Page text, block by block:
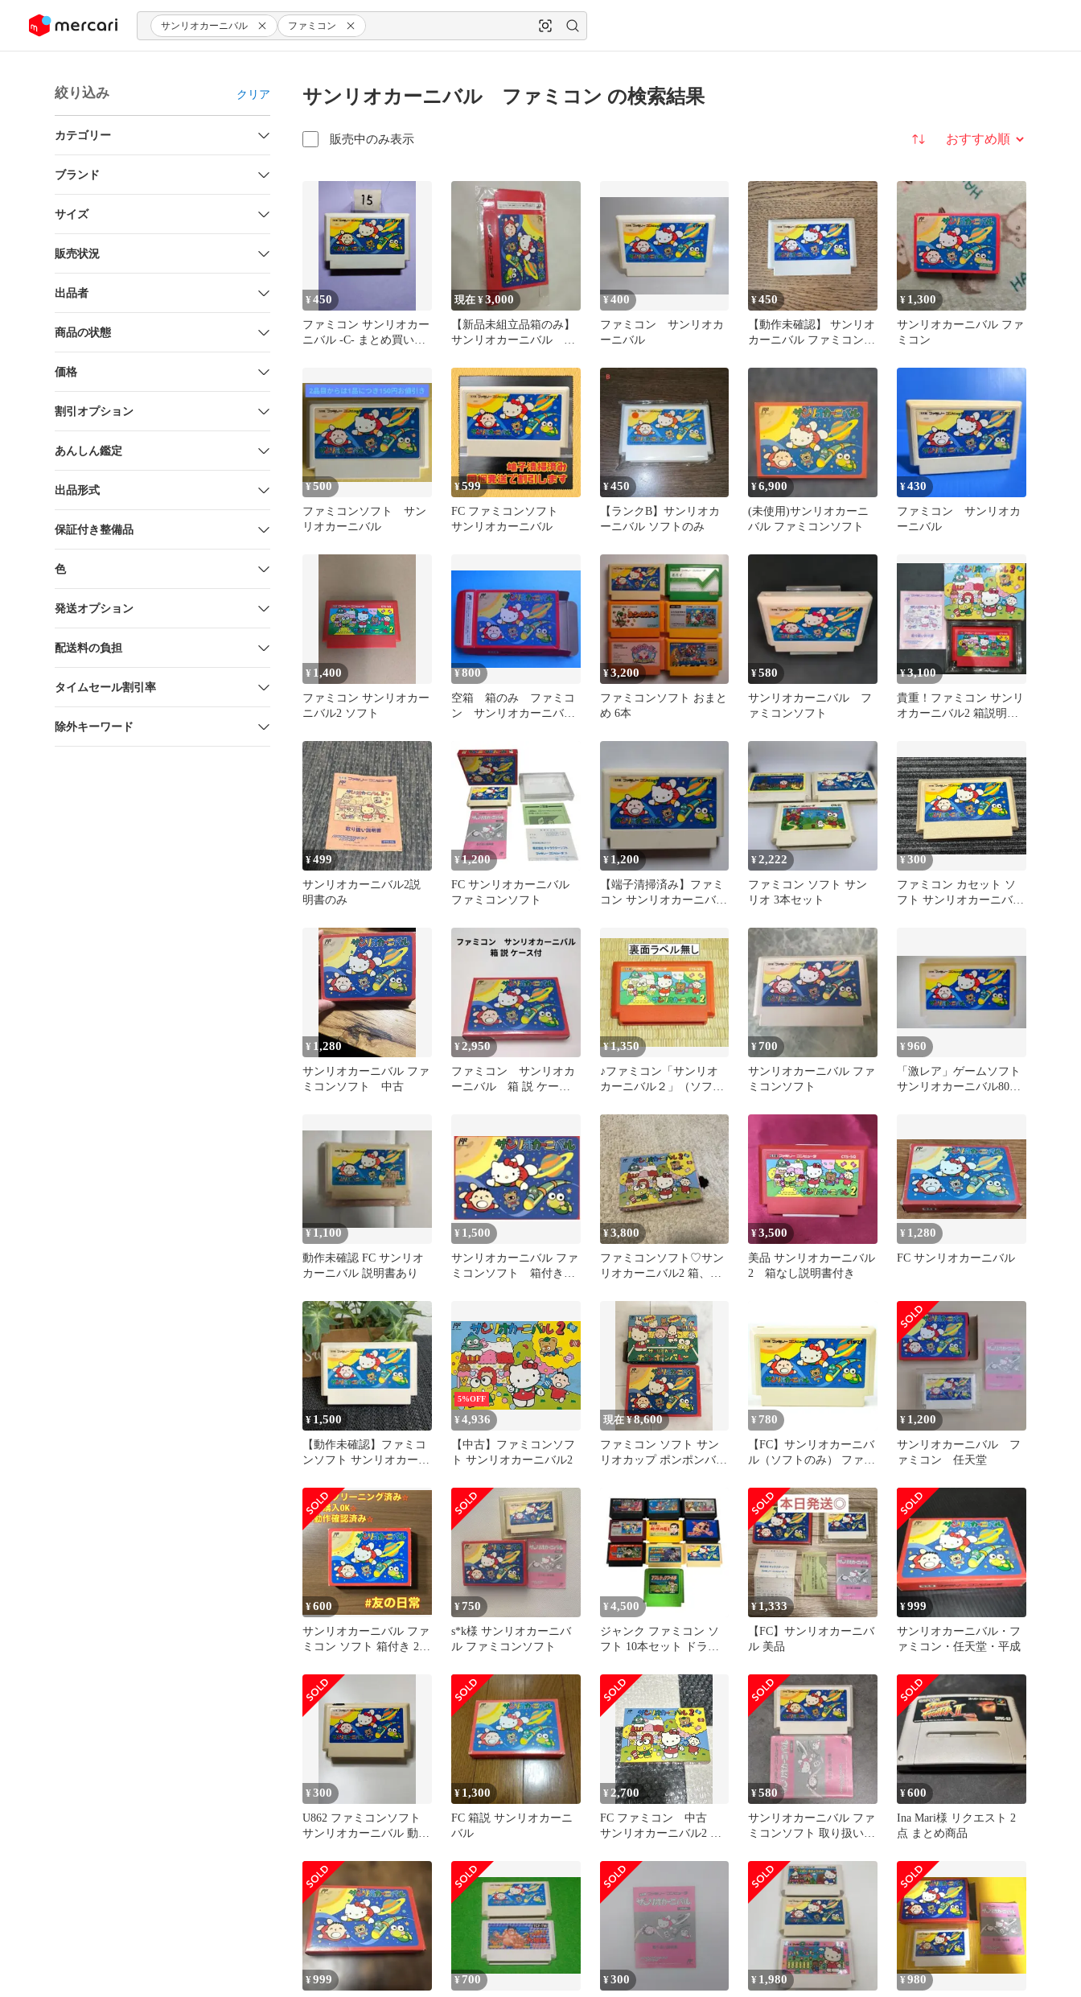
ツにスキップ サンリオカーニバル ファミコン
絞り込み クリア
カテゴリー
ブランド
サイズ
販売状況
出品者
商品の状態
価格
割引オプション
あんしん鑑定
出品形式
保証付き整備品
色
発送オプション
配送料の負担
タイムセール割引率
除外キーワード
サンリオカーニバル ファミコン の検索結果
販売中のみ表示 並び替え
¥450
ファミコン サンリオカー
ニバル -C- まとめ買い大
現在 ¥3,000
【新品未組立品箱のみ】
サンリオカーニバル フ
¥400
ファミコン サンリオカ
ーニバル
¥450
【動作未確認】 サンリオ
カーニバル ファミコンソ
¥ 1,300
サンリオカーニバル ファ
ミコン
¥500
ファミコンソフト サン
リオカーニバル
¥599
FC ファミコンソフト
サンリオカーニバル
¥450
【ランクB】サンリオカ
ーニバル ソフトのみ
¥6,900
(未使用)サンリオカーニ
バル ファミコンソフト
¥430
ファミコン サンリオカ
ーニバル
¥ 1,400
ファミコン サンリオカー
ニバル2 ソフト
¥800
空箱 箱のみ ファミコ
ン サンリオカーニバ
¥3,200
ファミコンソフト おまと
め 6本
¥580
サンリオカーニバル フ
ァミコンソフト
¥3,100
貴重！ファミコン サンリ
オカーニバル2 箱説明書
¥499
サンリオカーニバル2説
明書のみ
¥1,200
FC サンリオカーニバル
ファミコンソフト
¥ 1,200
【端子清掃済み】ファミ
コン サンリオカーニバル
¥2,222
ファミコン ソフト サン
リオ 3本セット
¥300
ファミコン カセット ソ
フト サンリオカーニバル
¥ 1,280
サンリオカーニバル ファ
ミコンソフト 中古
¥2,950
ファミコン サンリオカ
ーニバル 箱 説 ケース
¥1,350
♪ファミコン「サンリオ
カーニバル２」（ソフト
¥700
サンリオカーニバル ファ
ミコンソフト
¥960
「激レア」ゲームソフト
サンリオカーニバル800
¥ 1,100
動作未確認 FC サンリオ
カーニバル 説明書あり
¥ 1,500
サンリオカーニバル ファ
ミコンソフト 箱付き
¥3,800
ファミコンソフト♡サン
リオカーニバル2 箱、説
¥3,500
美品 サンリオカーニバル
2 箱なし説明書付き
¥ 1,280
FC サンリオカーニバル
¥1,500
【動作未確認】ファミコ
ンソフト サンリオカーニ
み
5%OFF
¥4,936
【中古】ファミコンソフ
ト サンリオカーニバル2
現在 ¥8,600
ファミコン ソフト サン
リオカップ ポンポンバレ
¥ 780
【FC】サンリオカーニバ
ル（ソフトのみ） ファミ
¥ 1,200
サンリオカーニバル フ
ァミコン 任天堂
¥600
サンリオカーニバル ファ
ミコン ソフト 箱付き 2-
¥ 750
s*k様 サンリオカーニバ
ル ファミコンソフト
¥ 4,500
ジャンク ファミコン ソ
フト 10本セット ドラク
¥1,333
【FC】サンリオカーニバ
ル 美品
¥999
サンリオカーニバル・フ
ァミコン・任天堂・平成
¥300
U862 ファミコンソフト
サンリオカーニバル 動作
¥ 1,300
FC 箱説 サンリオカーニ
バル
¥ 2,700
FC ファミコン 中古
サンリオカーニバル2 箱
¥580
サンリオカーニバル ファ
ミコンソフト 取り扱い説
¥600
Ina Mari様 リクエスト 2
点 まとめ商品
¥999 ¥ 700 ¥300 ¥ 1,980 ¥980